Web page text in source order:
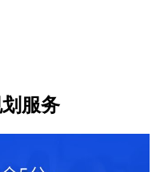
服务